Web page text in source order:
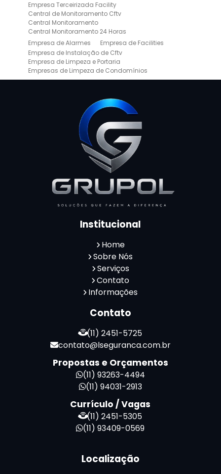
Empresa Terceirizada Facility
Central de Monitoramento Cftv
Central Monitoramento
Central Monitoramento 24 Horas
Empresa de Alarmes
Empresa de Facilities
Empresa de Instalação de Cftv
Empresa de Limpeza e Portaria
Empresas de Limpeza de Condomínios
Empresas de Monitoramento Cftv
Instalação de Cercas Elétricas Residenciais
Monitoramento de Alarme 24 Horas
Portaria e Limpeza
Portaria Inteligente
Portaria Remota para Condomínios
Reconhecimento Facial em Condomínios
Reconhecimento Facial para Condomínios
Reconhecimento Facial para Portaria
Reconhecimento Facial Portaria
Serviço de Limpeza Terceirizado
Serviço de Portaria e Limpeza
Serviço de Portaria Terceirizado
Terceirização de Facilities
Terceirização de PortariaInstitucional
Home
Sobre Nós
Serviços
Contato
Informações
Contato
(11) 2451-5725
contato@lseguranca.com.br
Propostas e Orçamentos
(11) 93263-4494
(11) 94031-2913
Currículo / Vagas
(11) 2451-5305
(11) 93409-0569
Localização